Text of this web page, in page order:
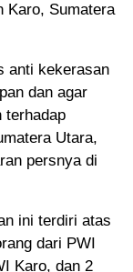
Karo, Sumatera
anti kekerasan
dan agar
terhadap
Utara,
persnya di
ini terdiri atas
dari PWI
Karo, dan 2